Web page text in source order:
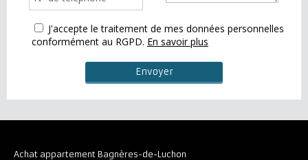
J'accepte le traitement de mes données personnelles
conformément au RGPD. En savoir plus
Achat appartement Bagnères-de-Luchon